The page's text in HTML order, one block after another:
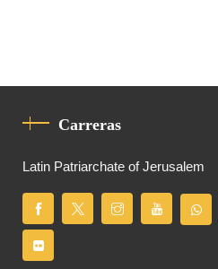
Carreras
Latin Patriarchate of Jerusalem